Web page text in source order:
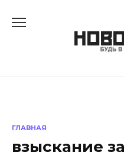
ГЛАВНАЯ
взыскание